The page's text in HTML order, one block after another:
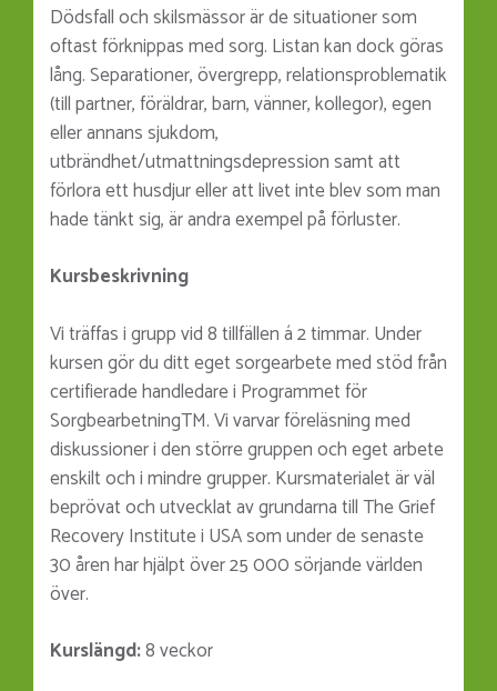
Dödsfall och skilsmässor är de situationer som
oftast förknippas med sorg. Listan kan dock göras
lång. Separationer, övergrepp, relationsproblematik
(till partner, föräldrar, barn, vänner, kollegor), egen
eller annans sjukdom,
utbrändhet/utmattningsdepression samt att
förlora ett husdjur eller att livet inte blev som man
hade tänkt sig, är andra exempel på förluster.
Kursbeskrivning
Vi träffas i grupp vid 8 tillfällen á 2 timmar. Under
kursen gör du ditt eget sorgearbete med stöd från
certifierade handledare i Programmet för
SorgbearbetningTM. Vi varvar föreläsning med
diskussioner i den större gruppen och eget arbete
enskilt och i mindre grupper. Kursmaterialet är väl
beprövat och utvecklat av grundarna till The Grief
Recovery Institute i USA som under de senaste
30 åren har hjälpt över 25 000 sörjande världen
över.
Kurslängd:8 veckor